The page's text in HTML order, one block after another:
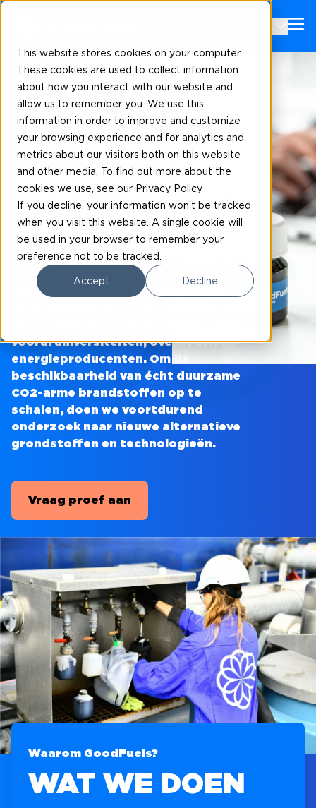
This website stores cookies on your computer.
These cookies are used to collect information
about how you interact with our website and
allow us to remember you. We use this
information in order to improve and customize
your browsing experience and for analytics and
metrics about our visitors both on this website
and other media. To find out more about the
cookies we use, see our Privacy Policy
If you decline, your information won’t be tracked
when you visit this website. A single cookie will
be used in your browser to remember your
preference not to be tracked.
Accept Decline
Onderzoek en ontwikkeling
INNOVATIE: VAN
LAB NAAR
COMMERCIËLE
TOEPASSING
Wij ontwikkelen duurzame
vooral universiteiten, overheden en
energieproducenten. Om de
beschikbaarheid van écht duurzame
CO2-arme brandstoffen op te
schalen, doen we voortdurend
onderzoek naar nieuwe alternatieve
grondstoffen en technologieën.
Vraag proef aan
Waarom GoodFuels?
WAT WE DOEN